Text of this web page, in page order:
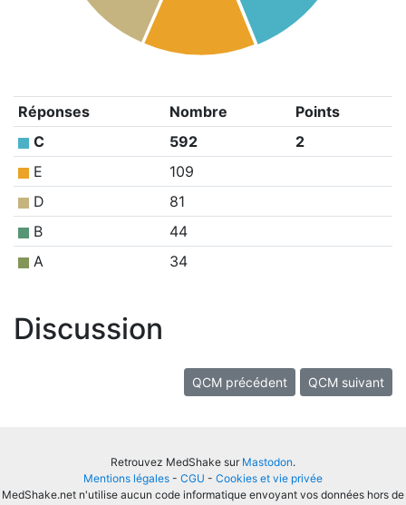
Réponses Nombre
Points
C
592
2
E
109
D
81
B
44
A
34
Discussion
QCM précédent QCM suivant
Retrouvez MedShake sur Mastodon.
Mentions légales - CGU - Cookies et vie privée
MedShake.net n'utilise aucun code informatique envoyant vos données hors de